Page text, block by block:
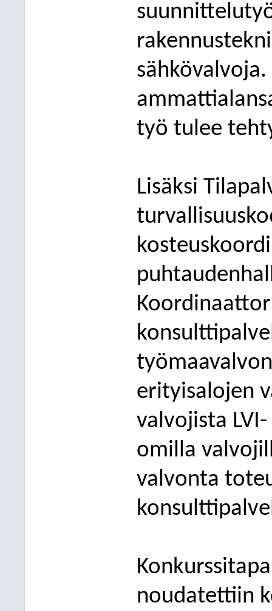
rakennustekn
sähkövalvoja.
työ tulee
Lisäksi
erityisalojen
valvojista
omilla
valvonta
noudatettiin